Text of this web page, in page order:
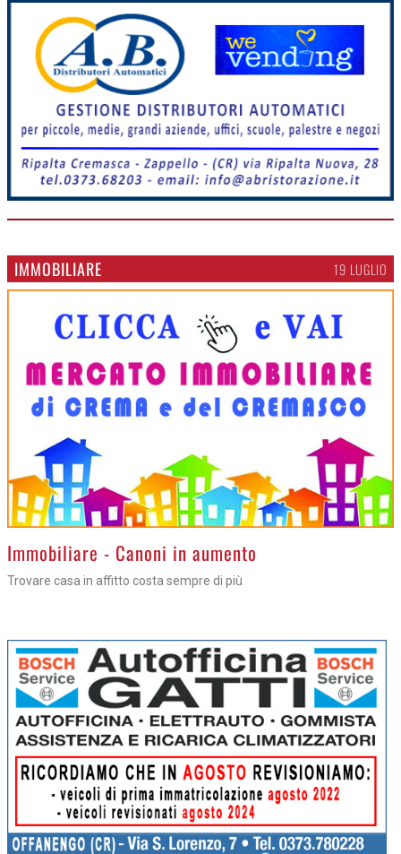
IMMOBILIARE 19 LUGLIO
>Immobiliare - Canoni in aumento
Trovare casa in affitto costa sempre di più